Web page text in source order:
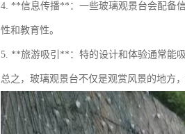
4. **信息传播**：一些玻璃观景台会配备
性和教育性。
5. **旅游吸引**：特的设计和体验通常能
总之，玻璃观景台不仅是观赏风景的地方